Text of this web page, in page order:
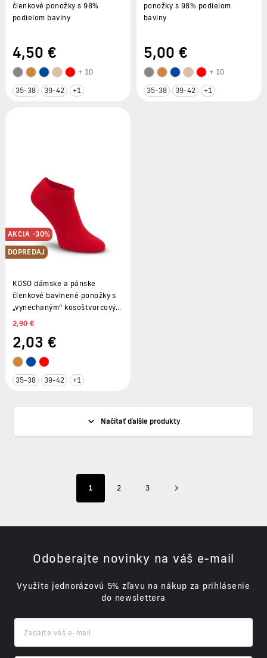
členkové ponožky s 98%
podielom bavlny
4,50 €
+ 10
35-38 39-42 +1
ponožky s 98% podielom
bavlny
5,00 €
+ 10
35-38 39-42 +1
AKCIA -30%
DOPREDAJ
KOSO dámske a pánske
členkové bavlnené ponožky s
„vynechaným“ kosoštvorcovým
vzorom
2,90 €
2,03 €
35-38 39-42 +1
Načítať ďalšie produkty
1 2 3
Odoberajte novinky na váš e-mail
Využite jednorázovú 5% zľavu na nákup za prihlásenie
do newslettera